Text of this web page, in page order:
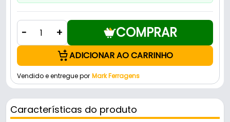
- + COMPRAR
ADICIONAR AO CARRINHO
Vendido e entregue por Mark Ferragens
Características do produto